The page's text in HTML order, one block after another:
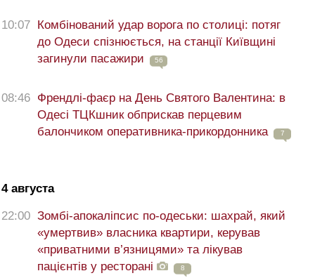
10:07
Комбінований удар ворога по столиці: потяг
до Одеси спізнюється, на станції Київщині
загинули пасажири
56
08:46 Френдлі-фаєр на День Святого Валентина: в
Одесі ТЦКшник обприскав перцевим
балончиком оперативника-прикордонника
7
4 августа
22:00 Зомбі-апокаліпсис по-одеськи: шахрай, який
«умертвив» власника квартири, керував
«приватними в’язницями» та лікував
пацієнтів у ресторані
8